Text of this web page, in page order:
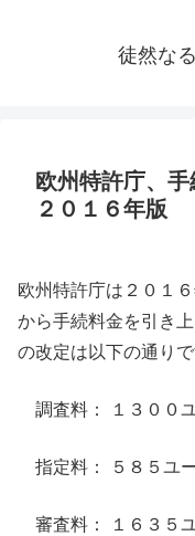
徒然な
欧州特許庁、
２０１６年版
欧州特許庁は２０１
から手続料金を引き
の改定は以下の通り
調査料： １３００
指定料： ５８５ユ
審査料： １６３５